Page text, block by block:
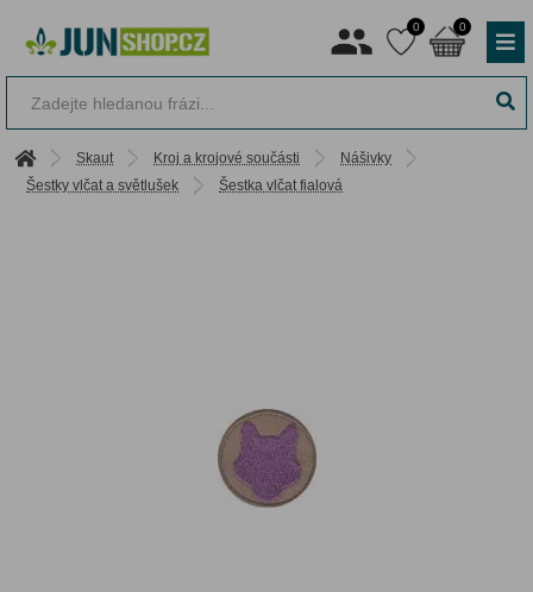
0 0
Skaut Kroj a krojové součásti
Nášivky
Šestky vlčat a světlušek
Šestka vlčat fialová